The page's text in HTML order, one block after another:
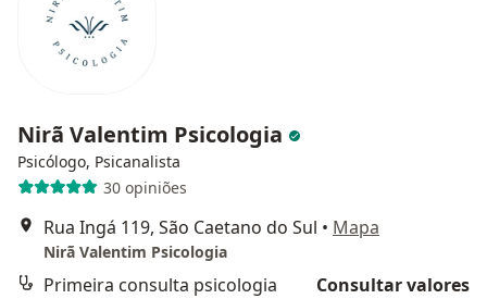
Nirã Valentim Psicologia
Psicólogo, Psicanalista
30 opiniões
Rua Ingá 119, São Caetano do Sul • Mapa
Nirã Valentim Psicologia
Primeira consulta psicologia
Consultar valores